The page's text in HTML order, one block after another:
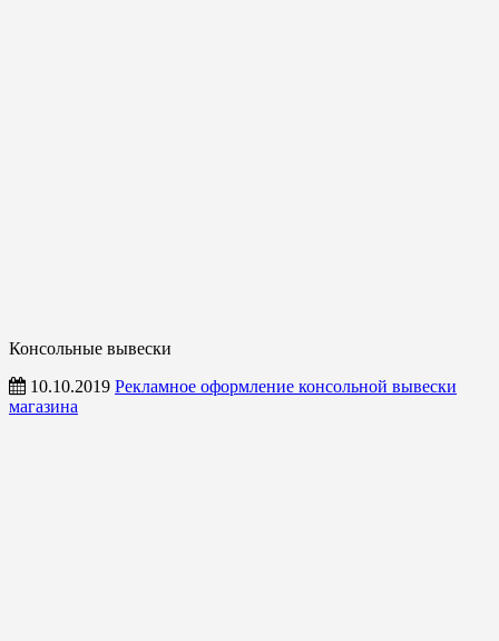
Консольные вывески
10.10.2019 Рекламное оформление консольной вывески
магазина